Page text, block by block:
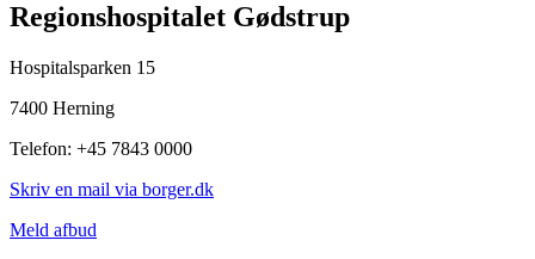
Regionshospitalet Gødstrup
Hospitalsparken 15
7400 Herning
Telefon: +45 7843 0000
Skriv en mail via borger.dk
Meld afbud